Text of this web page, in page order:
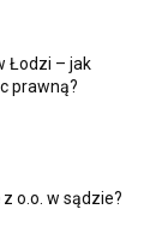
Łodzi – jak
prawną?
o.o. w sądzie?